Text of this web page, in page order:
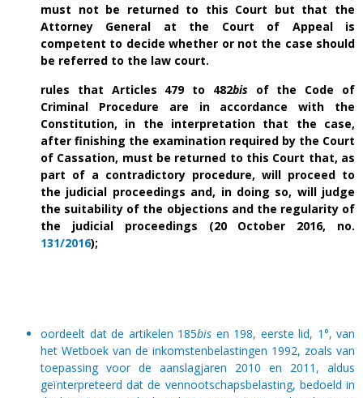
must not be returned to this Court but that the
Attorney General at the Court of Appeal is
competent to decide whether or not the case should
be referred to the law court.
rules that Articles 479 to 482bisof the Code of
Criminal Procedure are in accordance with the
Constitution, in the interpretation that the case,
after finishing the examination required by the Court
of Cassation, must be returned to this Court that, as
part of a contradictory procedure, will proceed to
the judicial proceedings and, in doing so, will judge
the suitability of the objections and the regularity of
the judicial proceedings
(20 October 2016, no.
131/2016);
oordeelt dat de artikelen 185bis en 198, eerste lid, 1°, van
het Wetboek van de inkomstenbelastingen 1992, zoals van
toepassing voor de aanslagjaren 2010 en 2011, aldus
geïnterpreteerd dat de vennootschapsbelasting, bedoeld in